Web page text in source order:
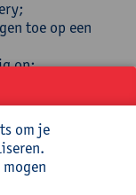
toe op een
op;
tabel, query en
om
om je